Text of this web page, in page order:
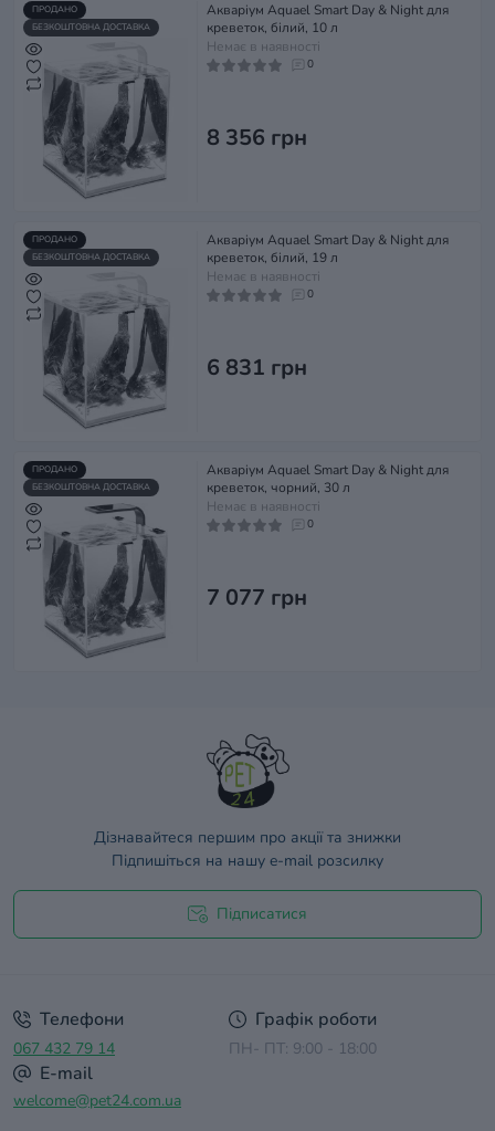
ПРОДАНО
БЕЗКОШТОВНА ДОСТАВКА
Акваріум Aquael Smart Day & Night для
креветок, білий, 10 л
Немає в наявності
0
8 356 грн
ПРОДАНО
БЕЗКОШТОВНА ДОСТАВКА
Акваріум Aquael Smart Day & Night для
креветок, білий, 19 л
Немає в наявності
0
6 831 грн
ПРОДАНО
БЕЗКОШТОВНА ДОСТАВКА
Акваріум Aquael Smart Day & Night для
креветок, чорний, 30 л
Немає в наявності
0
7 077 грн
Дізнавайтеся першим про акції та знижки
Підпишіться на нашу e-mail розсилку
Підписатися
Телефони
067 432 79 14
Графік роботи
ПН- ПТ: 9:00 - 18:00
E-mail
welcome@pet24.com.ua